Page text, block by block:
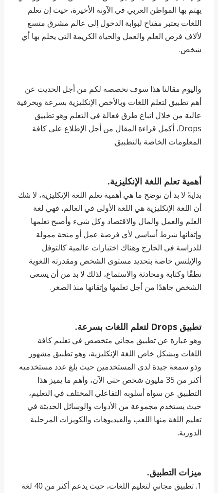
يهتم بها المواطن العربي في الآونة الأخيرة، حيث إن تعلم
اللغات يعتبر مفتاح لبوابة الدخول إلى عالم مشرق متسع
لألاف فرص العلم والعمل والحياة الكريمة التي يحلم بها أي
شخص.
واليوم مقالنا هذا سوف نخصصه لكم من أجل الحديث عن
أهم تطبيق لتعلم اللغات وبالأخص الإنكليزية بسرعة وبحرفية
عالية من خلال اتباع طرق فعالة في التعلم وهو تطبيق
Drops، أكمل قراءة المقال من أجل الإطلاع على كافة
المعلومات الخاصة بالتطبيق.
أهمية تعلم اللغة الإنكليزية.
بدايةً لا بد أن نوضح ما هي أهمية تعلم اللغة الإنكليزية، لا شك
أن اللغة الإنكليزية هي اللغة الأولى في العالم، فهي لغة
العلم والعمل والمال والاقتصاد وكل شيء وأصبح تعلمها
وإتقانها شرط أساسي لأي فرصة عمل أو منحة ممولة
للدراسة في الخارج وهناك اختبارات عالمية كالتوفل
والإيلتس خاصة بتحديد مستوى الشخص ومقدرته اللغوية
نطقًا وكتابة ومحادثة والاستماع، لذلك لا بد من أن يسعى
الشخص جاهدًا من أجل تعلمها وإتقانها منذ الصغر.
تطبيق Drops لتعلم اللغات بسرعة.
وهو عبارة عن تطبيق مجاني متخصص في تعليم كافة
اللغات وبشكل خاص اللغة الإنكليزية، وهو تطبيق مشهور
وذو سمعة جيدة لدى المستخدمين حيث بلغ عدد مستخدميه
أكثر من 35 مليون شخص حتى الآن، وأهم ما يميز هذا
التطبيق عن سواه أسلوبه التفاعلي المختلف في التعليم،
حيث يستخدم مجموعة من الأدوات والوسائل الحديثة في
تعليم اللغة منها اللعب والفيديوهات والكويزات المرحلية
الدورية.
ميزات التطبيق.
1. تطبيق مجاني لتعليم اللغات، حيث يدعم أكثر من 40 لغة